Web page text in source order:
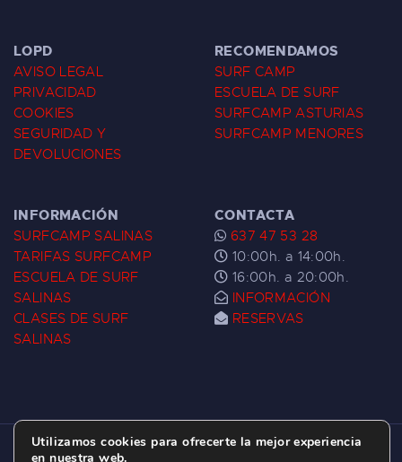
LOPD
AVISO LEGAL
PRIVACIDAD
COOKIES
SEGURIDAD Y
DEVOLUCIONES
RECOMENDAMOS
SURF CAMP
ESCUELA DE SURF
SURFCAMP ASTURIAS
SURFCAMP MENORES
INFORMACIÓN
SURFCAMP SALINAS
TARIFAS SURFCAMP
ESCUELA DE SURF
SALINAS
CLASES DE SURF
SALINAS
CONTACTA
637 47 53 28
10:00h. a 14:00h.
16:00h. a 20:00h.
INFORMACIÓN
RESERVAS
ESCUELA DE SURF LAS DUNAS ©
Utilizamos cookies para ofrecerte la mejor experiencia
en nuestra web.